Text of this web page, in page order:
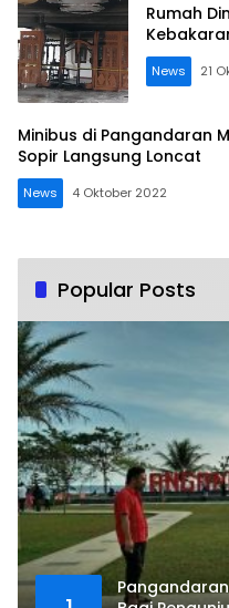
Rumah
News 21
Minibus di Pangandaran
Sopir Langsung Loncat
News 4 Oktober 2022
Popular Posts